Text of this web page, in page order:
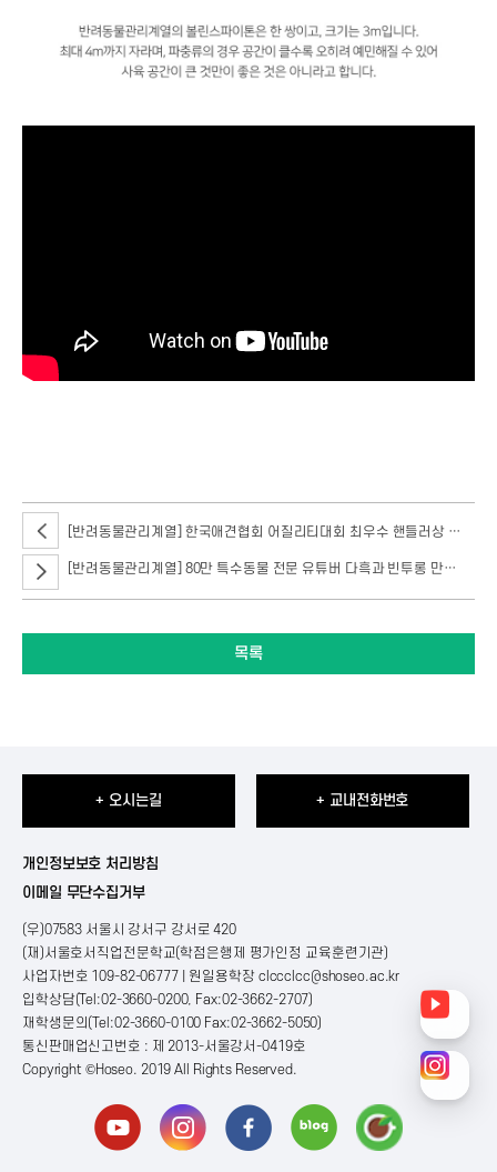
[반려동물관리계열] 한국애견협회 어질리티대회 최우수 핸들러상 수상 소식
[반려동물관리계열] 80만 특수동물 전문 유튜버 다흑과 빈투롱 만나다.
목록
+ 오시는길 + 교내전화번호
개인정보보호 처리방침
이메일 무단수집거부
(우)07583 서울시 강서구 강서로 420
(재)서울호서직업전문학교(학점은행제 평가인정 교육훈련기관)
사업자번호 109-82-06777 | 원일용학장 clccclcc@shoseo.ac.kr
입학상담(Tel:02-3660-0200, Fax:02-3662-2707)
재학생문의(Tel:02-3660-0100 Fax:02-3662-5050)
통신판매업신고번호 : 제 2013-서울강서-0419호
Copyright ©Hoseo. 2019 All Rights Reserved.